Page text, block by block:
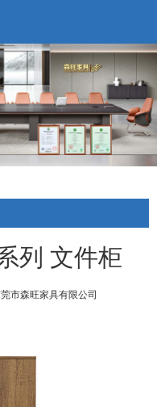
列 文件柜
市森旺家具有限公司